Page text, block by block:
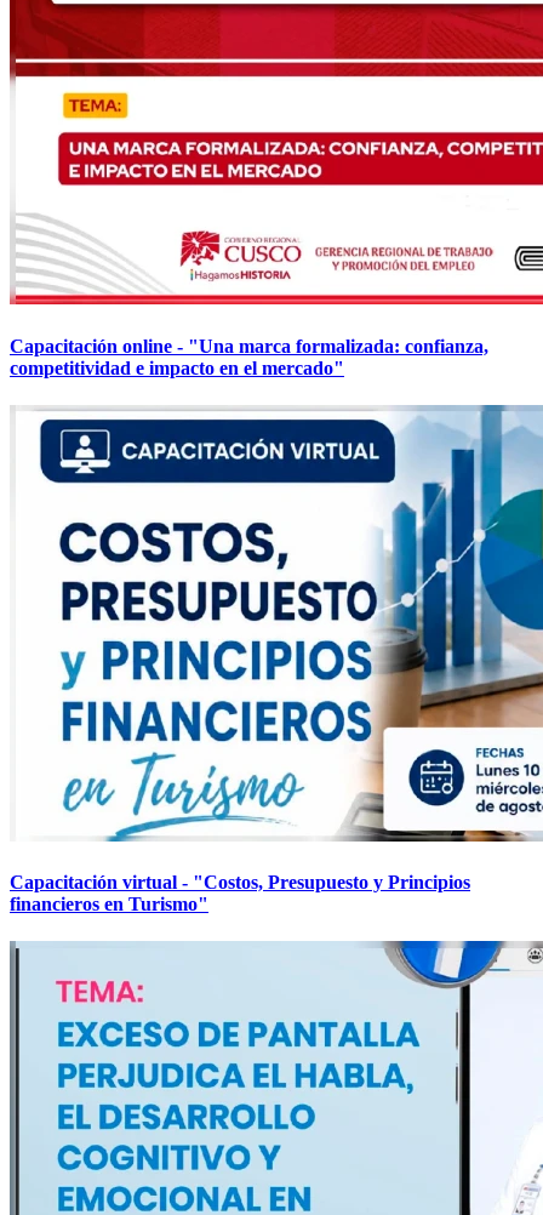
Capacitación online - "Una marca formalizada: confianza,
competitividad e impacto en el mercado"
Capacitación virtual - "Costos, Presupuesto y Principios
financieros en Turismo"